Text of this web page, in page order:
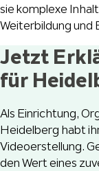
sie komplexe
Weiterbildung und
Jetzt
für
Als Einrichtung,
Heidelberg habt
Videoerstellung.
den Wert eines